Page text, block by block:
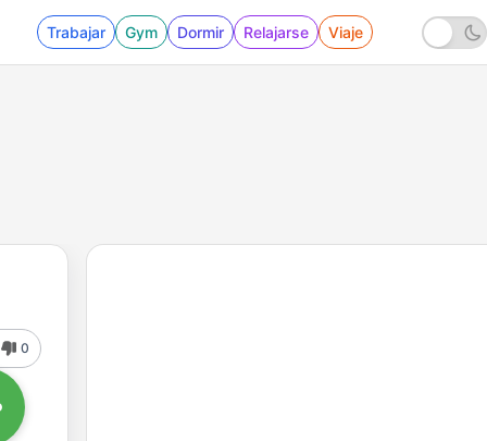
Trabajar Gym Dormir Relajarse Viaje
0